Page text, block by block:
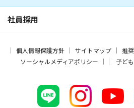
社員採用
個人情報保護方針 サイトマップ 推
ソーシャルメディアポリシー
子ど